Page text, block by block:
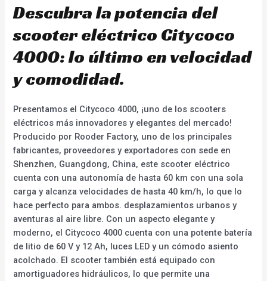
Descubra la potencia del
scooter eléctrico Citycoco
4000: lo último en velocidad
y comodidad.
Presentamos el Citycoco 4000, ¡uno de los scooters
eléctricos más innovadores y elegantes del mercado!
Producido por Rooder Factory, uno de los principales
fabricantes, proveedores y exportadores con sede en
Shenzhen, Guangdong, China, este scooter eléctrico
cuenta con una autonomía de hasta 60 km con una sola
carga y alcanza velocidades de hasta 40 km/h, lo que lo
hace perfecto para ambos. desplazamientos urbanos y
aventuras al aire libre. Con un aspecto elegante y
moderno, el Citycoco 4000 cuenta con una potente batería
de litio de 60 V y 12 Ah, luces LED y un cómodo asiento
acolchado. El scooter también está equipado con
amortiguadores hidráulicos, lo que permite una